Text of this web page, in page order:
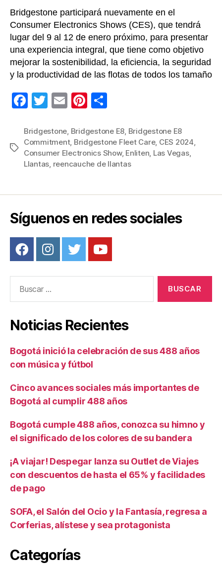
Bridgestone participará nuevamente en el
Consumer Electronics Shows (CES), que tendrá
lugar del 9 al 12 de enero próximo, para presentar
una experiencia integral, que tiene como objetivo
mejorar la sostenibilidad, la eficiencia, la seguridad
y la productividad de las flotas de todos los tamaño
F
c
e
b
o
k
T
tt
er
E
ail
Pi
er
e
st
m
p
ar
Etiquetas
Bridgestone Bridgestone E8 Bridgestone E8
Commitment, Bridgestone Fleet Care, CES 2024
Consumer Electronics Show, Enliten Las Vegas,
Llantas reencauche de llantas
Síguenos en redes sociales
Noticias Recientes
Bogotá inició la celebración de sus 488 años
con música y fútbol
Cinco avances sociales más importantes de
Bogotá al cumplir 488 años
Bogotá cumple 488 años, conozca su himno y
el significado de los colores de su bandera
¡A viajar! Despegar lanza su Outlet de Viajes
con descuentos de hasta el 65% y facilidades
de pago
SOFA, el Salón del Ocio y la Fantasía, regresa a
Corferias, alístese y sea protagonista
Categorías